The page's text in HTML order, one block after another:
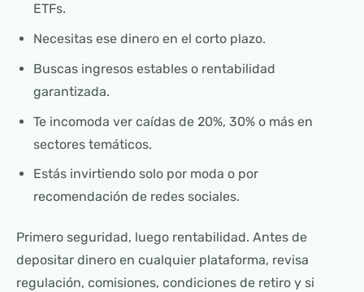
ETFs.
Necesitas ese dinero en el corto plazo.
Buscas ingresos estables o rentabilidad
garantizada.
Te incomoda ver caídas de 20%, 30% o más en
sectores temáticos.
Estás invirtiendo solo por moda o por
recomendación de redes sociales.
Primero seguridad, luego rentabilidad. Antes de
depositar dinero en cualquier plataforma, revisa
regulación, comisiones, condiciones de retiro y si